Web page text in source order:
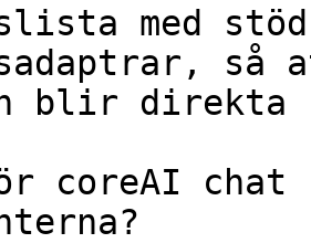
med
så
blir direkta
coreAI